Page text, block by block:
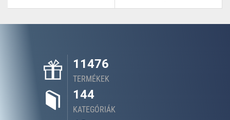
11476
TERMÉKEK
144
KATEGÓRIÁK